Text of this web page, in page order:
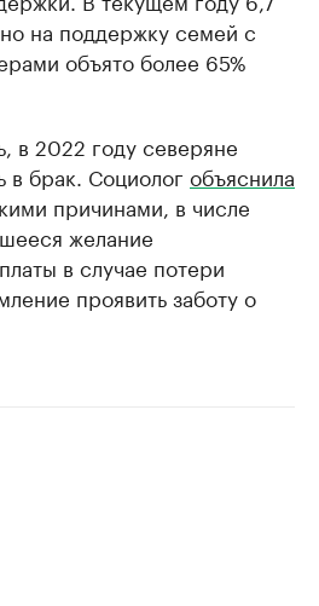
на поддержку семей с
объято более 65%
в 2022 году северяне
в брак. Социолог объяснила
причинами, в числе
желание
в случае потери
проявить заботу о